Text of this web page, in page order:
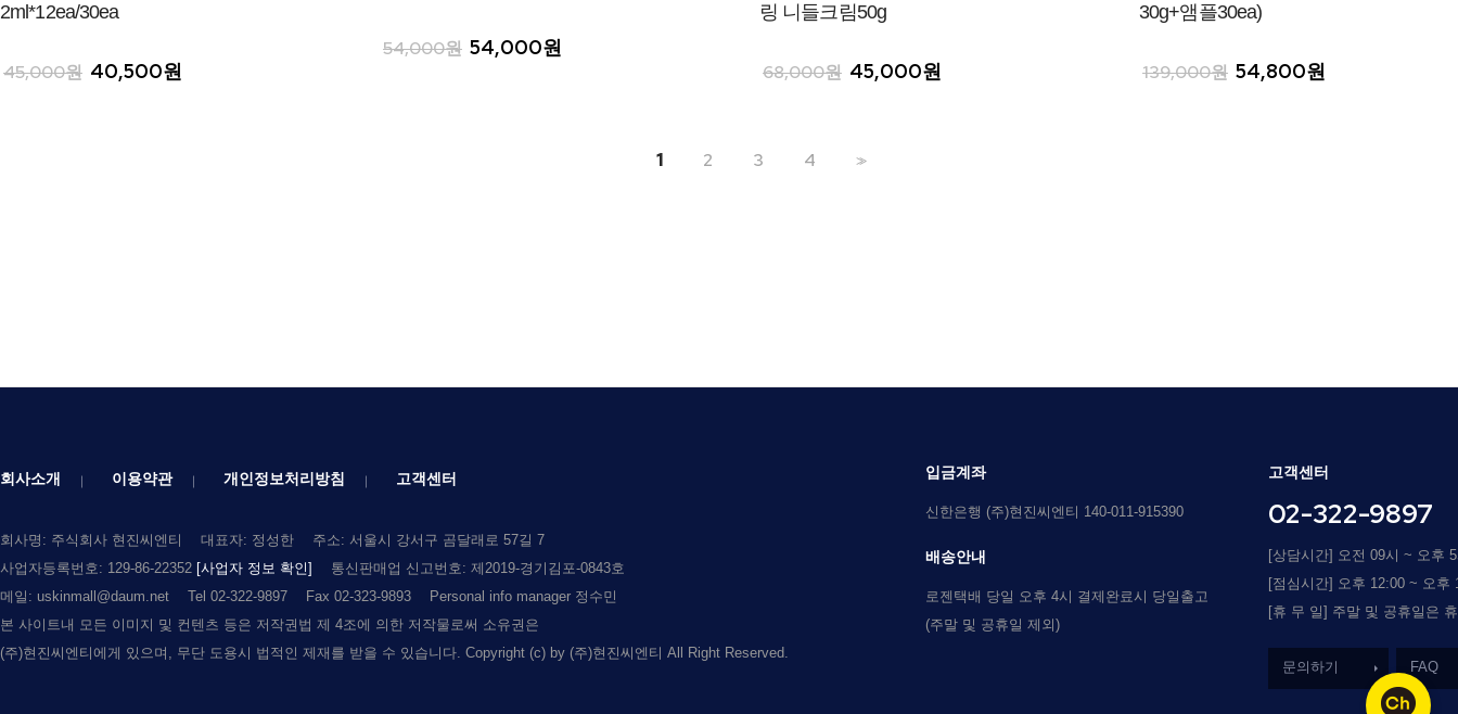
2ml*12ea/30ea
45,000원 40,500원
54,000원 54,000원
링 니들크림50g
68,000원 45,000원
30g+앰플30ea)
139,000원 54,800원
1 2 3 4 >>
회사소개 이용약관 개인정보처리방침 고객센터
회사명: 주식회사 현진씨엔티 대표자: 정성한
주소: 서울시 강서구 곰달래로 57길 7
사업자등록번호: 129-86-22352 [사업자 정보 확인]
통신판매업 신고번호: 제2019-경기김포-0843호
메일: uskinmall@daum.net
Tel 02-322-9897 Fax 02-323-9893
Personal info manager 정수민
본 사이트내 모든 이미지 및 컨텐츠 등은 저작권법 제 4조에 의한 저작물로써 소유권은
(주)현진씨엔티에게 있으며, 무단 도용시 법적인 제재를 받을 수 있습니다. Copyright (c) by (주)현진씨엔티 All Right Reserved.
입금계좌
신한은행 (주)현진씨엔티 140-011-915390
배송안내
로젠택배 당일 오후 4시 결제완료시 당일출고
(주말 및 공휴일 제외)
고객센터
02-322-9897
[상담시간] 오전 09시 ~ 오후
[점심시간] 오후 12:00 ~ 오후
[휴 무 일] 주말 및 공휴일은
문의하기 FAQ